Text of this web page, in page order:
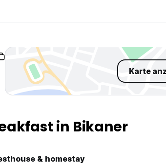
Karte
in Bikaner
& homestay